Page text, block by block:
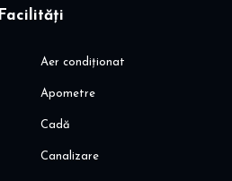
Facilități
Aer condiționat
Apometre
Cadă
Canalizare